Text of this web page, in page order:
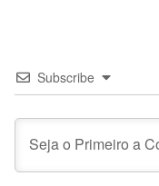
Subscribe